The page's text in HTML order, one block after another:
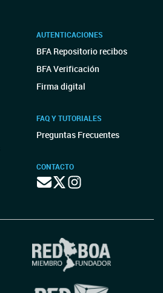
AUTENTICACIONES
BFA Repositorio recibos
BFA Verificación
Firma digital
FAQ Y TUTORIALES
Preguntas Frecuentes
CONTACTO